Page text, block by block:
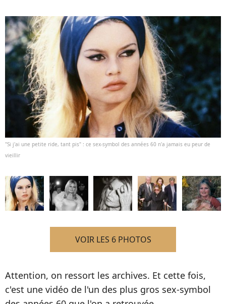
"Si j'ai une petite ride, tant pis" : ce sex-symbol des années 60 n'a jamais eu peur de
vieillir
VOIR LES 6 PHOTOS
Attention, on ressort les archives. Et cette fois,
c'est une vidéo de l'un des plus gros sex-symbol